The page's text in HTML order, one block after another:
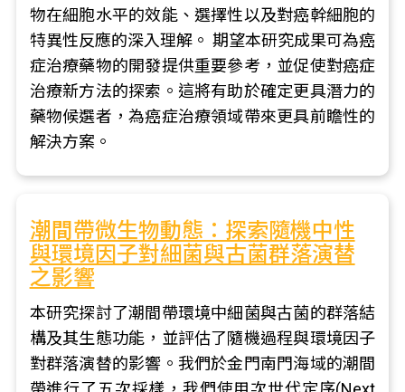
物在細胞水平的效能、選擇性以及對癌幹細胞的
特異性反應的深入理解。 期望本研究成果可為癌
症治療藥物的開發提供重要參考，並促使對癌症
治療新方法的探索。這將有助於確定更具潛力的
藥物候選者，為癌症治療領域帶來更具前瞻性的
解決方案。
潮間帶微生物動態：探索隨機中性
與環境因子對細菌與古菌群落演替
之影響
本研究探討了潮間帶環境中細菌與古菌的群落結
構及其生態功能，並評估了隨機過程與環境因子
對群落演替的影響。我們於金門南門海域的潮間